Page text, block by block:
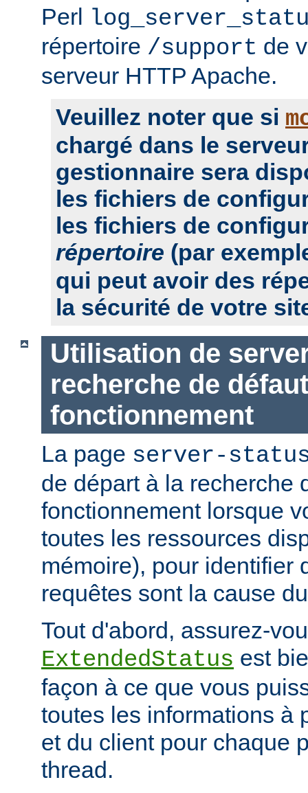
Perl
répertoire /support de
serveur HTTP Apache.
Veuillez noter que si
chargé dans le
gestionnaire sera
les fichiers de
les fichiers de
répertoire (par
qui peut avoir des
la sécurité de votre
Utilisation de
recherche de
fonctionnement
La page server-
de départ à la recherche
fonctionnement lorsque
toutes les ressources
mémoire), pour identifier
requêtes sont la cause
Tout d'abord, assurez-
ExtendedStatus est
façon à ce que vous
toutes les informations à
et du client pour chaque
thread.